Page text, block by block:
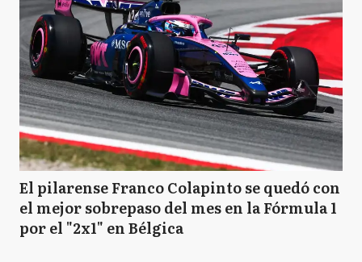
El pilarense Franco Colapinto se quedó con
el mejor sobrepaso del mes en la Fórmula 1
por el "2x1" en Bélgica